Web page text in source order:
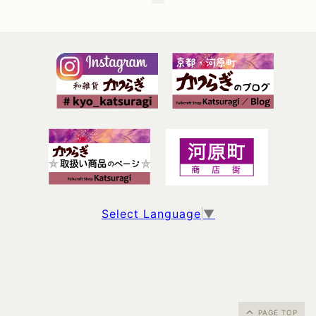
Select Language ▼
PAGE TOP